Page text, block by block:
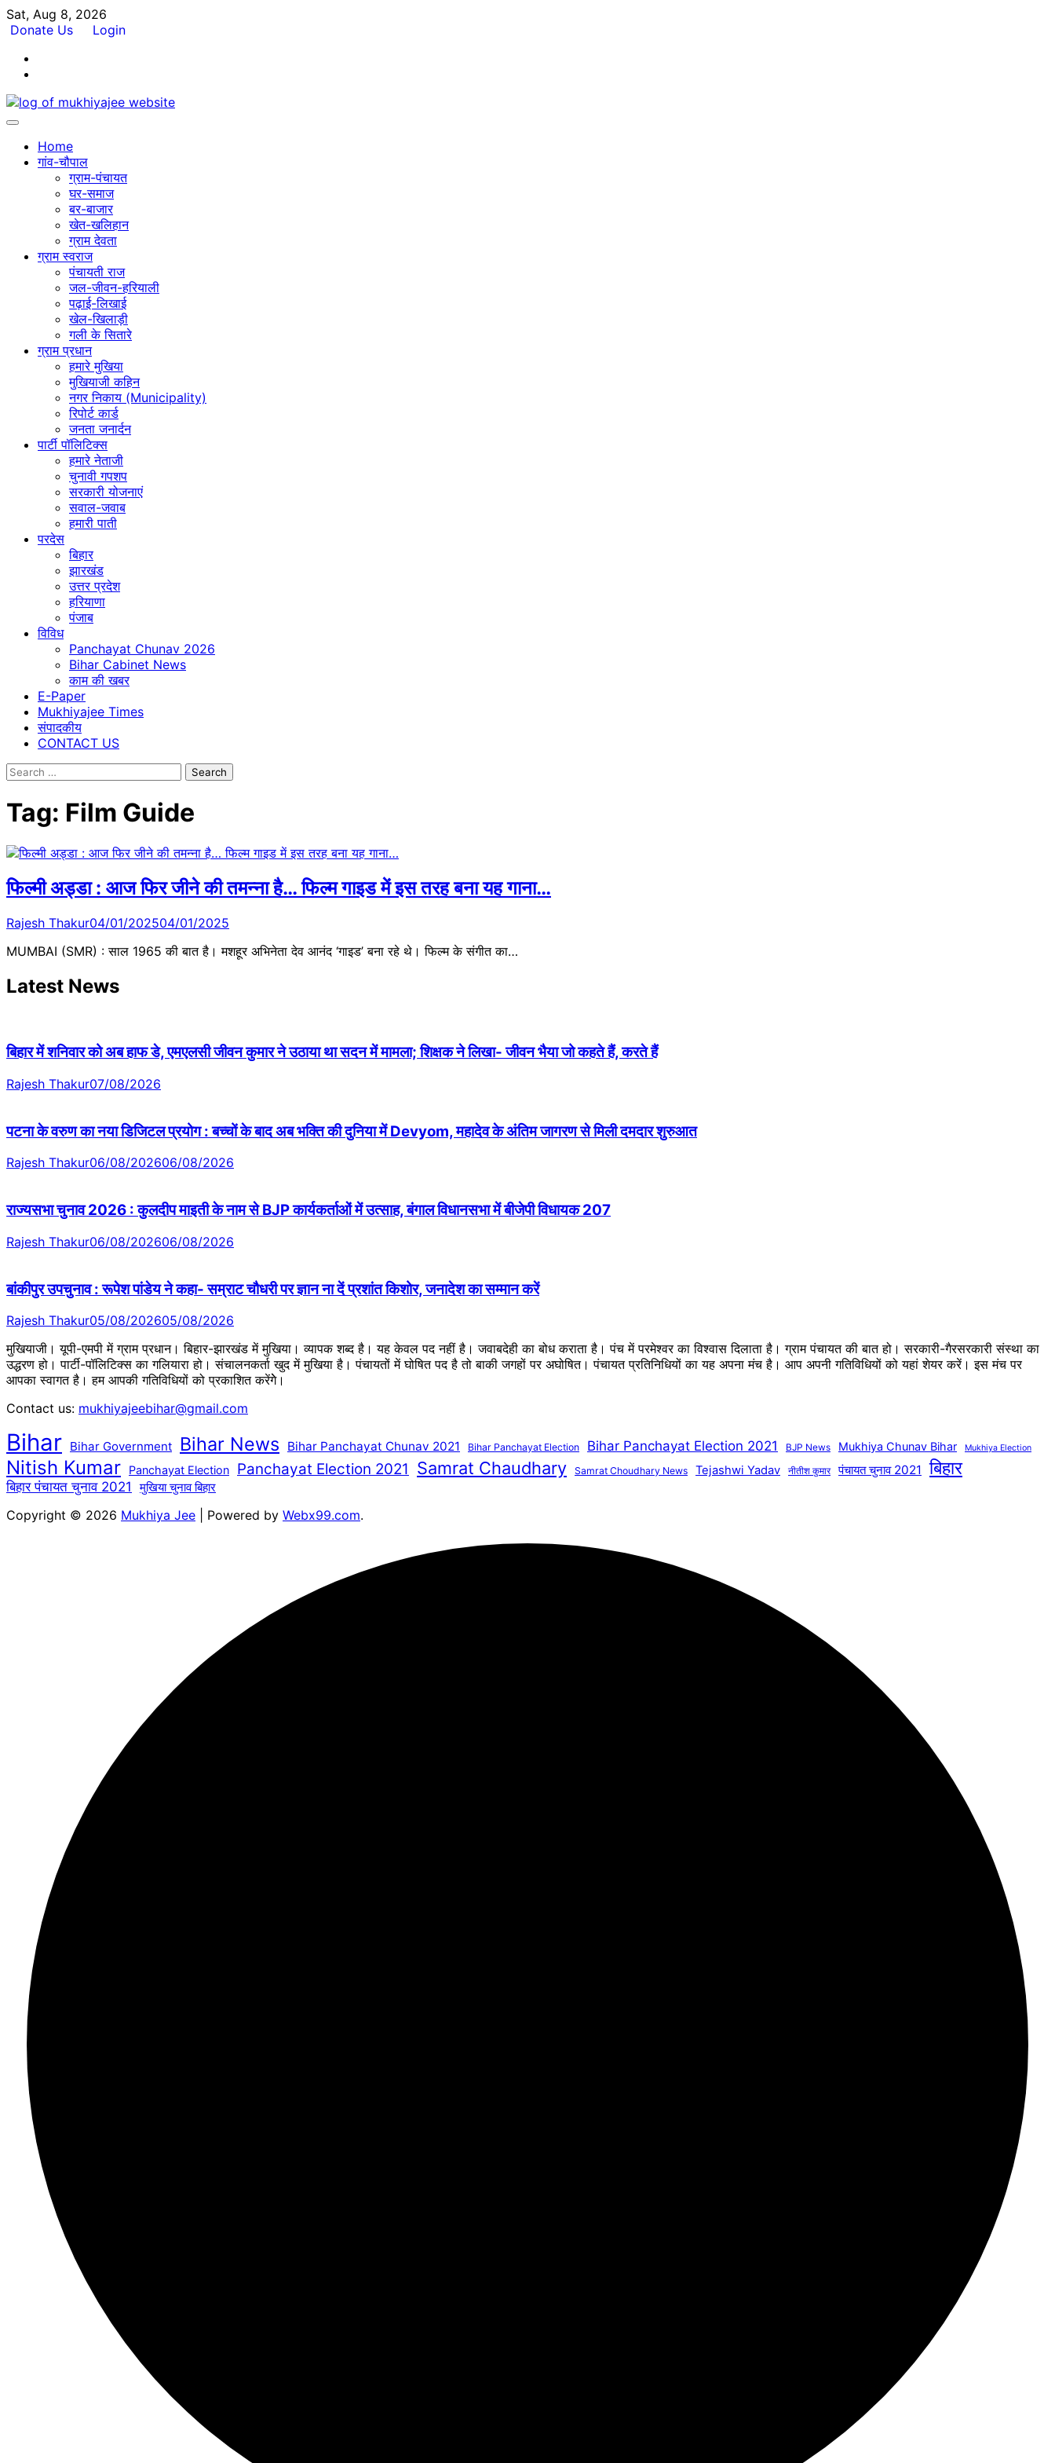
Skip
to
Sat, Aug 8, 2026
Donate Us
Login
Home
गांव-चौपाल
ग्राम-पंचायत
घर-समाज
बर-बाजार
खेत-खलिहान
ग्राम देवता
ग्राम स्वराज
पंचायती राज
जल-जीवन-हरियाली
पढ़ाई-लिखाई
खेल-खिलाड़ी
गली के सितारे
ग्राम प्रधान
हमारे मुखिया
मुखियाजी कहिन
नगर निकाय (Municipality)
रिपोर्ट कार्ड
जनता जनार्दन
पार्टी पॉलिटिक्स
हमारे नेताजी
चुनावी गपशप
सरकारी योजनाएं
सवाल-जवाब
हमारी पाती
परदेस
बिहार
झारखंड
उत्तर प्रदेश
हरियाणा
पंजाब
विविध
Panchayat Chunav 2026
Bihar Cabinet News
काम की खबर
E-Paper
Mukhiyajee Times
संपादकीय
CONTACT US
Search
Tag: Film Guide
फिल्मी अड्डा : आज फिर जीने की तमन्ना है… फिल्म गाइड में इस तरह बना यह गाना…
Rajesh Thakur04/01/202504/01/2025
MUMBAI (SMR) : साल 1965 की बात है। मशहूर अभिनेता देव आनंद ‘गाइड’ बना रहे थे। फिल्म के संगीत का…
Latest News
बिहार में शनिवार को अब हाफ डे, एमएलसी जीवन कुमार ने उठाया था सदन में मामला; शिक्षक ने लिखा- जीवन भैया जो कहते हैं, करते हैं
Rajesh Thakur07/08/2026
पटना के वरुण का नया डिजिटल प्रयोग : बच्चों के बाद अब भक्ति की दुनिया में Devyom, महादेव के अंतिम जागरण से मिली दमदार शुरुआत
Rajesh Thakur06/08/202606/08/2026
राज्यसभा चुनाव 2026 : कुलदीप माइती के नाम से BJP कार्यकर्ताओं में उत्साह, बंगाल विधानसभा में बीजेपी विधायक 207
Rajesh Thakur06/08/202606/08/2026
बांकीपुर उपचुनाव : रूपेश पांडेय ने कहा- सम्राट चौधरी पर ज्ञान ना दें प्रशांत किशोर, जनादेश का सम्मान करें
Rajesh Thakur05/08/202605/08/2026
मुखियाजी। यूपी-एमपी में ग्राम प्रधान। बिहार-झारखंड में मुखिया। व्यापक शब्द है। यह केवल पद नहीं है। जवाबदेही का बोध कराता है। पंच में परमेश्वर का विश्वास दिलाता है। ग्राम पंचायत की बात हो। सरकारी-गैरसरकारी संस्था का
उद्धरण हो। पार्टी-पॉलिटिक्स का गलियारा हो। संचालनकर्ता खुद में मुखिया है। पंचायतों में घोषित पद है तो बाकी जगहों पर अघोषित। पंचायत प्रतिनिधियों का यह अपना मंच है। आप अपनी गतिविधियों को यहां शेयर करें। इस मंच पर
आपका स्वागत है। हम आपकी गतिविधियों को प्रकाशित करेंगेे।
Contact us: mukhiyajeebihar@gmail.com
Bihar Bihar Government Bihar News Bihar Panchayat Chunav 2021 Bihar Panchayat Election Bihar Panchayat Election 2021 BJP News Mukhiya Chunav Bihar Mukhiya Election
Nitish Kumar Panchayat Election Panchayat Election 2021 Samrat Chaudhary Samrat Choudhary News Tejashwi Yadav नीतीश कुमार पंचायत चुनाव 2021 बिहार
बिहार पंचायत चुनाव 2021 मुखिया चुनाव बिहार
Copyright © 2026 Mukhiya Jee | Powered by Webx99.com.